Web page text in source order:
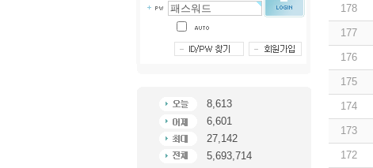
8,613
6,601
27,142
5,693,714
178
177
176
175
174
173
172